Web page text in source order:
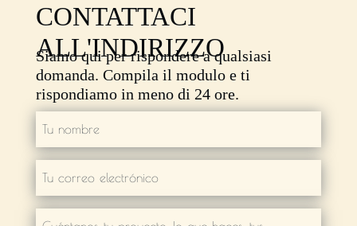
CONTATTACI
ALL'INDIRIZZO
Siamo qui per rispondere a qualsiasi
domanda. Compila il modulo e ti
rispondiamo in meno di 24 ore.